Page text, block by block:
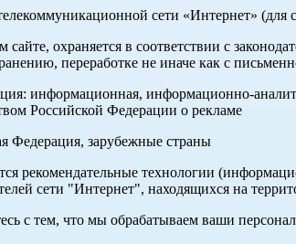
сети «Интернет» (для
охраняется в соответствии с
переработке не иначе как с
информационная, информационно-
Российской Федерации о рекламе
Федерация, зарубежные страны
рекомендательные технологии
сети "Интернет", находящихся на
с тем, что мы обрабатываем ваши